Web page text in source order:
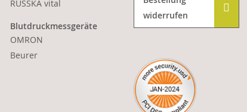
RUSSKA vital
Blutdruckmessgeräte
OMRON
Beurer
widerrufen